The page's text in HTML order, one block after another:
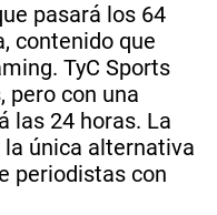
pasará los 64
contenido que
TyC Sports
pero con una
las 24 horas. La
la única alternativa
periodistas con